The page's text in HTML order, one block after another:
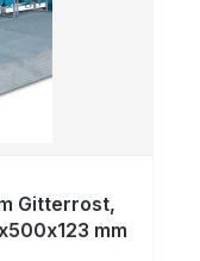
Gitterrost,
mm